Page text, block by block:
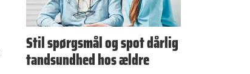
Stil spørgsmål og spot dårlig
tandsundhed hos ældre